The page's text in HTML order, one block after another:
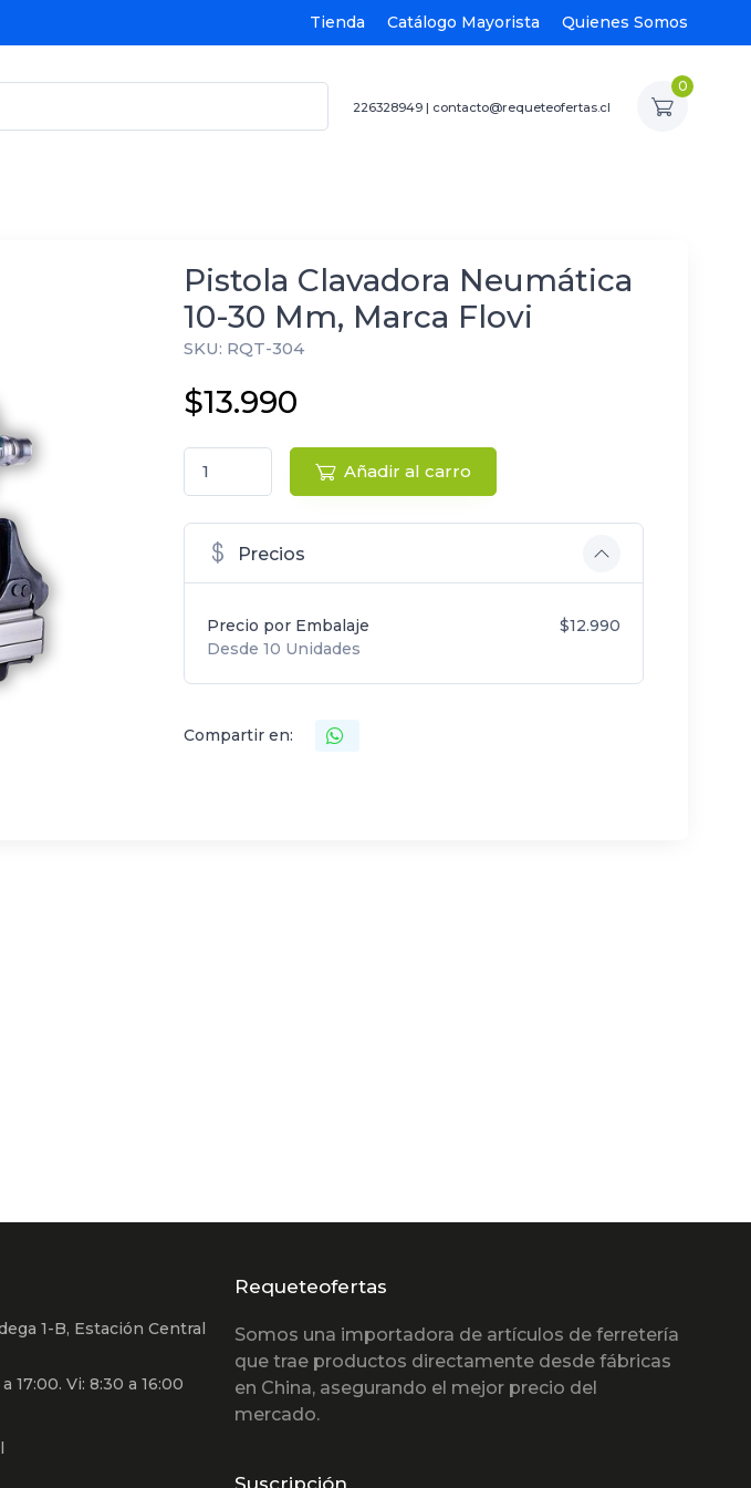
Tienda Catálogo Mayorista Quienes Somos
226328949 | contacto@requeteofertas.cl
0
Pistola Clavadora Neumática
10-30 Mm, Marca Flovi
SKU: RQT-304
$13.990
Añadir al carro
Precios
Precio por Embalaje
Desde 10 Unidades
$12.990
Compartir en:
1-B, Estación Central
17:00. Vi: 8:30 a 16:00
Requeteofertas
Somos una importadora de artículos de ferretería
que trae productos directamente desde fábricas
en China, asegurando el mejor precio del
mercado.